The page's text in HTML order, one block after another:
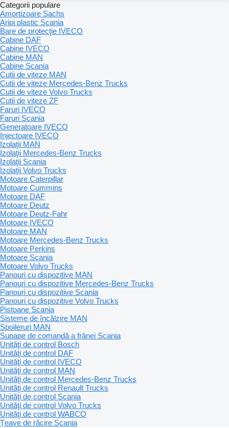
Categorii populare
Amortizoare Sachs
Aripi plastic Scania
Bare de protecţie IVECO
Cabine DAF
Cabine IVECO
Cabine MAN
Cabine Scania
Cutii de viteze MAN
Cutii de viteze Mercedes-Benz Trucks
Cutii de viteze Volvo Trucks
Cutii de viteze ZF
Faruri IVECO
Faruri Scania
Generatoare IVECO
Injectoare IVECO
Izolaţii MAN
Izolaţii Mercedes-Benz Trucks
Izolaţii Scania
Izolaţii Volvo Trucks
Motoare Caterpillar
Motoare Cummins
Motoare DAF
Motoare Deutz
Motoare Deutz-Fahr
Motoare IVECO
Motoare MAN
Motoare Mercedes-Benz Trucks
Motoare Perkins
Motoare Scania
Motoare Volvo Trucks
Panouri cu dispozitive MAN
Panouri cu dispozitive Mercedes-Benz Trucks
Panouri cu dispozitive Scania
Panouri cu dispozitive Volvo Trucks
Pistoane Scania
Sisteme de încălzire MAN
Spoileruri MAN
Supape de comandă a frânei Scania
Unităţi de control Bosch
Unităţi de control DAF
Unităţi de control IVECO
Unităţi de control MAN
Unităţi de control Mercedes-Benz Trucks
Unităţi de control Renault Trucks
Unităţi de control Scania
Unităţi de control Volvo Trucks
Unităţi de control WABCO
Țeave de răcire Scania